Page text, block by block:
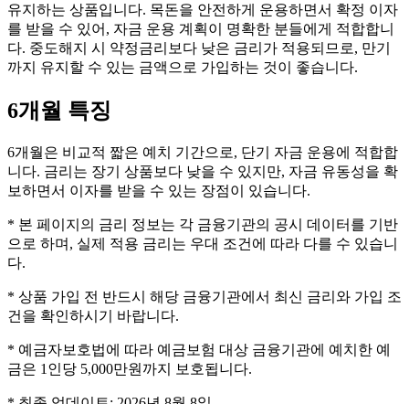
유지하는 상품입니다. 목돈을 안전하게 운용하면서 확정 이자
를 받을 수 있어, 자금 운용 계획이 명확한 분들에게 적합합니
다. 중도해지 시 약정금리보다 낮은 금리가 적용되므로, 만기
까지 유지할 수 있는 금액으로 가입하는 것이 좋습니다.
6개월 특징
6개월은 비교적 짧은 예치 기간으로, 단기 자금 운용에 적합합
니다. 금리는 장기 상품보다 낮을 수 있지만, 자금 유동성을 확
보하면서 이자를 받을 수 있는 장점이 있습니다.
* 본 페이지의 금리 정보는 각 금융기관의 공시 데이터를 기반
으로 하며, 실제 적용 금리는 우대 조건에 따라 다를 수 있습니
다.
* 상품 가입 전 반드시 해당 금융기관에서 최신 금리와 가입 조
건을 확인하시기 바랍니다.
* 예금자보호법에 따라 예금보험 대상 금융기관에 예치한 예
금은 1인당 5,000만원까지 보호됩니다.